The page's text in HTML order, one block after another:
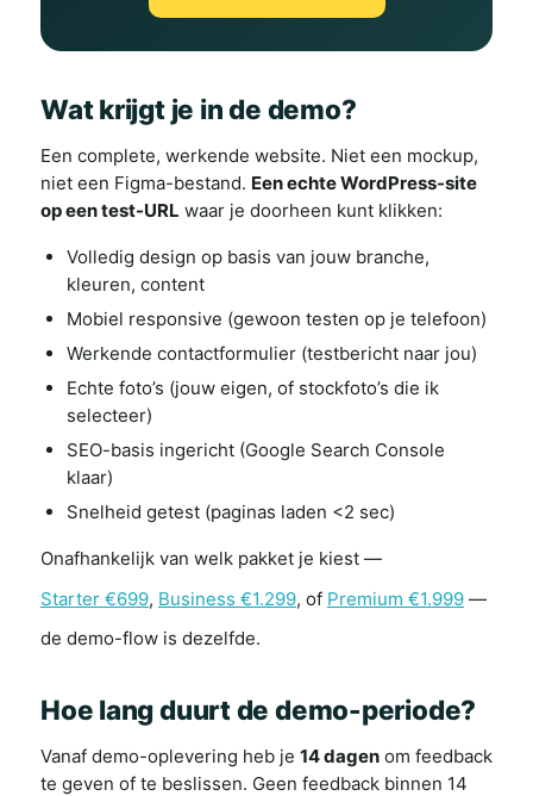
Wat krijgt je in de demo?
Een complete, werkende website. Niet een mockup,
niet een Figma-bestand. Een echte WordPress-site
op een test-URL waar je doorheen kunt klikken:
Volledig design op basis van jouw branche,
kleuren, content
Mobiel responsive (gewoon testen op je telefoon)
Werkende contactformulier (testbericht naar jou)
Echte foto’s (jouw eigen, of stockfoto’s die ik
selecteer)
SEO-basis ingericht (Google Search Console
klaar)
Snelheid getest (paginas laden <2 sec)
Onafhankelijk van welk pakket je kiest —
Starter €699, Business €1.299, of Premium €1.999 —
de demo-flow is dezelfde.
Hoe lang duurt de demo-periode?
Vanaf demo-oplevering heb je 14 dagen om feedback
te geven of te beslissen. Geen feedback binnen 14